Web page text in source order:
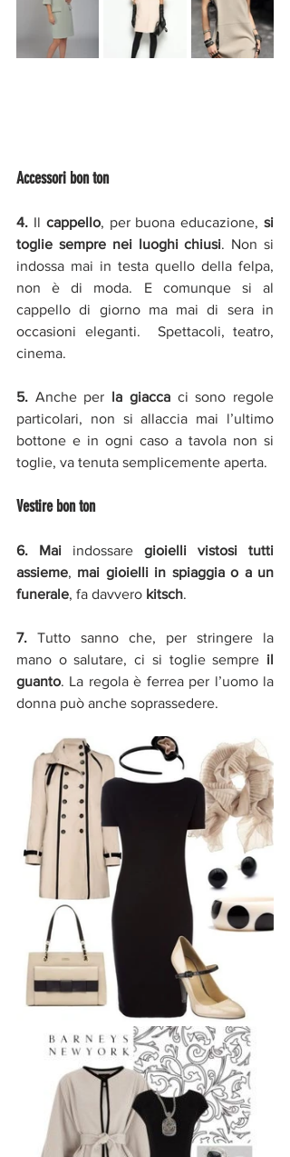
Accessori bon ton
4. Il cappello, per buona educazione, si
toglie sempre nei luoghi chiusi. Non si
indossa mai in testa quello della felpa,
non è di moda. E comunque si al
cappello di giorno ma mai di sera in
occasioni eleganti.  Spettacoli, teatro,
cinema.
5. Anche per la giacca ci sono regole
particolari, non si allaccia mai l’ultimo
bottone e in ogni caso a tavola non si
toglie, va tenuta semplicemente aperta.
Vestire bon ton
6. Mai indossare gioielli vistosi tutti
assieme, mai gioielli in spiaggia o a un
funerale, fa davvero kitsch.
7. Tutto sanno che, per stringere la
mano o salutare, ci si toglie sempre il
guanto. La regola è ferrea per l’uomo la
donna può anche soprassedere.